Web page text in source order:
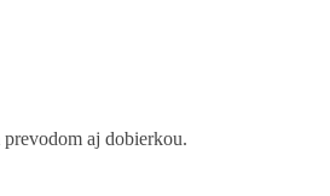
aj dobierkou.